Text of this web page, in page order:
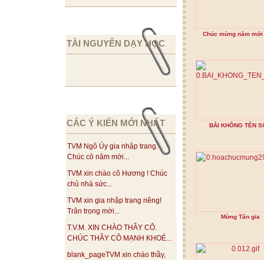
TÀI NGUYÊN DẠY HỌC
CÁC Ý KIẾN MỚI NHẤT
TVM Ngô Úy gia nhập trang.
Chúc cô năm mới...
TVM xin chào cô Hương ! Chúc
chủ nhà sức...
TVM xin gia nhập trang riêng!
Trân trọng mời...
T.V.M. XIN CHÀO THẦY CÔ.
CHÚC THẦY CÔ MẠNH KHOẺ...
blank_pageTVM xin chào thầy,
Chúc mừng năm mới
BÀI KHÔNG TÊN
Mừng Tân gia